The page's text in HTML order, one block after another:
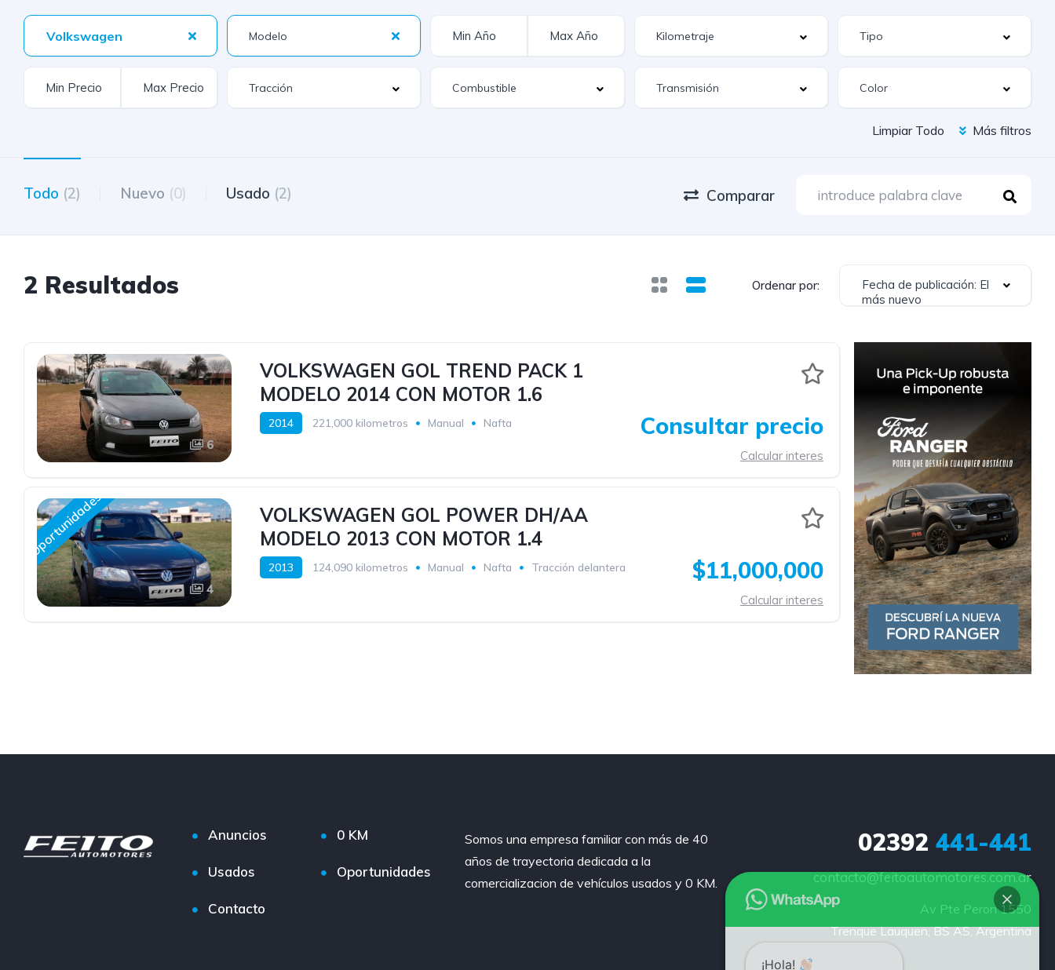
Volkswagen
Limpiar Todo Más filtros
Todo (2) Nuevo (0) Usado (2) Comparar
2 Resultados Ordenar por:
Fecha de publicación: El
más nuevo
6
VOLKSWAGEN GOL TREND PACK 1
MODELO 2014 CON MOTOR 1.6
2014 221,000 kilometros Manual Nafta Consultar precio
Calcular interes
Oportunidades
4
VOLKSWAGEN GOL POWER DH/AA
MODELO 2013 CON MOTOR 1.4
2013 124,090 kilometros Manual Nafta Tracción delantera $11,000,000
Calcular interes
Anuncios 0 KM
Usados Oportunidades
Contacto
Somos una empresa familiar con más de 40
años de trayectoria dedicada a la
comercializacion de vehículos usados y 0 KM.
02392 441-441
contacto@feitoautomotores.com.ar
Av Pte Peron 1550
Trenque Lauquen, BS AS, Argentina
¡Hola!